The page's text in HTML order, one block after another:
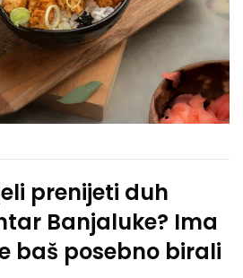
prenijeti duh
Banjaluke? Ima
baš posebno birali